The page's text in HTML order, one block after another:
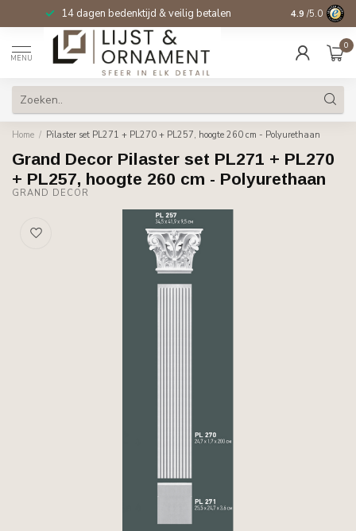
14 dagen bedenktijd & veilig betalen 4.9 /5.0
MENU
0
Home / Pilaster set PL271 + PL270 + PL257, hoogte 260 cm - Polyurethaan
Grand Decor Pilaster set PL271 + PL270
+ PL257, hoogte 260 cm - Polyurethaan
GRAND DECOR